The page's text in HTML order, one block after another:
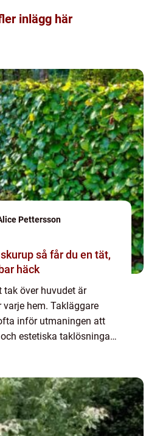
inlägg här
Pettersson
du en tät,
häck
över huvudet är
hem. Takläggare
inför utmaningen att
estetiska taklösningar